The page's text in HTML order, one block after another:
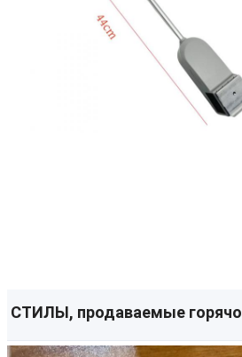
СТИЛЫ, продаваемые горячо